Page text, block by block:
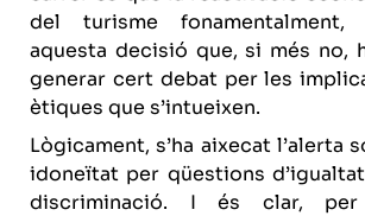
del turisme fonamentalment,
aquesta decisió que, si més no,
generar cert debat per les
ètiques que s’intueixen.
Lògicament, s’ha aixecat l’alerta
idoneïtat per qüestions
discriminació. I és clar,